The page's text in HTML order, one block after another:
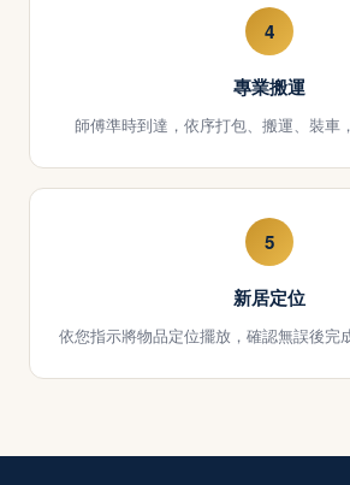
4
專業搬運
師傅準時到達，依序打包、搬運、裝車
5
新居定位
依您指示將物品定位擺放，確認無誤後完